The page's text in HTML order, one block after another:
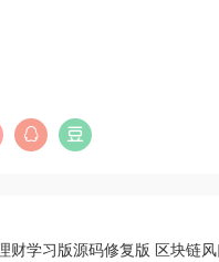
财学习版源码修复版 区块链